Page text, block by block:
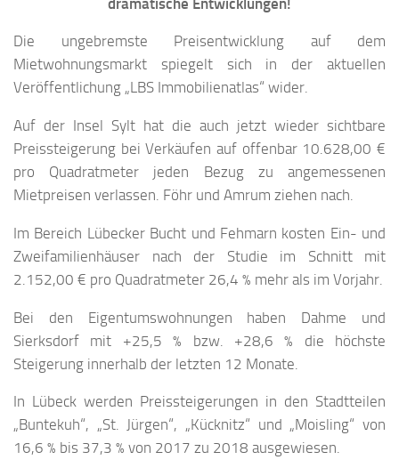
Die ungebremste Preisentwicklung auf dem
Mietwohnungsmarkt spiegelt sich in der aktuellen
Veröffentlichung „LBS Immobilienatlas“ wider.
Auf der Insel Sylt hat die auch jetzt wieder sichtbare
Preissteigerung bei Verkäufen auf offenbar 10.628,00 €
pro Quadratmeter jeden Bezug zu angemessenen
Mietpreisen verlassen. Föhr und Amrum ziehen nach.
Im Bereich Lübecker Bucht und Fehmarn kosten Ein- und
Zweifamilienhäuser nach der Studie im Schnitt mit
2.152,00 € pro Quadratmeter 26,4 % mehr als im Vorjahr.
Bei den Eigentumswohnungen haben Dahme und
Sierksdorf mit +25,5 % bzw. +28,6 % die höchste
Steigerung innerhalb der letzten 12 Monate.
In Lübeck werden Preissteigerungen in den Stadtteilen
„Buntekuh“, „St. Jürgen“, „Kücknitz“ und „Moisling“ von
16,6 % bis 37,3 % von 2017 zu 2018 ausgewiesen.